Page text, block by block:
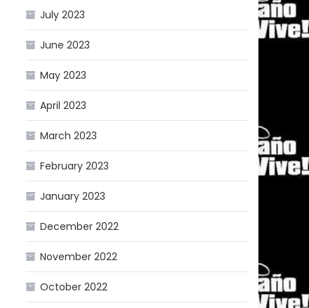
July 2023
June 2023
May 2023
April 2023
March 2023
February 2023
January 2023
December 2022
November 2022
October 2022